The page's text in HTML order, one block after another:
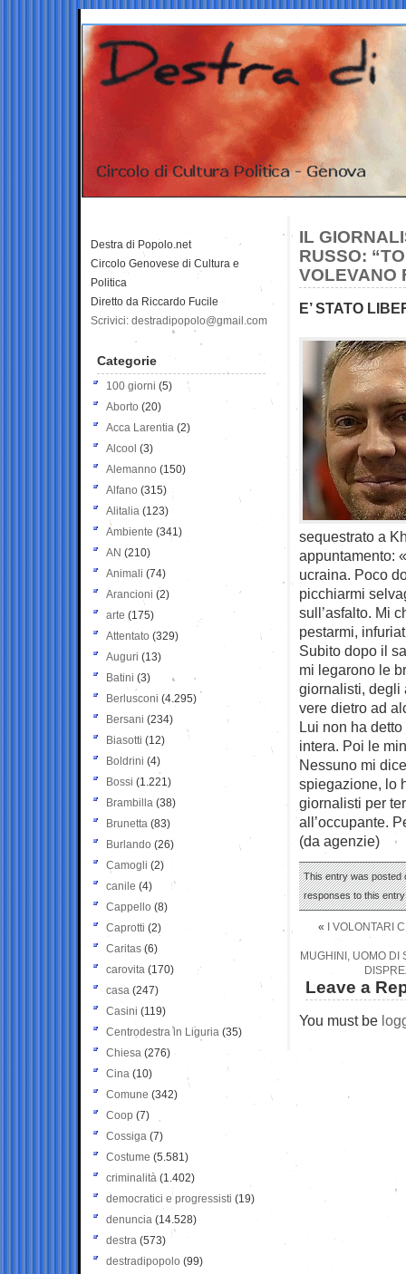
IL
RUSSO:
VOLEVANO
E’ STATO
sequestrato a
appuntamento:
ucraina. Poco
picchiarmi
sull’asfalto. Mi
pestarmi,
Subito dopo il
mi legarono le
giornalisti, degli
vere dietro ad
Lui non ha
intera. Poi le
Nessuno mi
spiegazione, lo
giornalisti per
all’occupante.
(da agenzie)
This entry was posted
responses to this
« I VOLONTARI
MUGHINI, UOMO DI
Leave a
You must be
Destra di Popolo.net
Circolo Genovese di Cultura e
Politica
Diretto da Riccardo Fucile
Scrivici: destradipopolo@gmail.com
Categorie
100 giorni (5)
Aborto (20)
Acca Larentia (2)
Alcool (3)
Alemanno (150)
Alfano (315)
Alitalia (123)
Ambiente (341)
AN (210)
Animali (74)
Arancioni (2)
arte (175)
Attentato (329)
Auguri (13)
Batini (3)
Berlusconi (4.295)
Bersani (234)
Biasotti (12)
Boldrini (4)
Bossi (1.221)
Brambilla (38)
Brunetta (83)
Burlando (26)
Camogli (2)
canile (4)
Cappello (8)
Caprotti (2)
Caritas (6)
carovita (170)
casa (247)
Casini (119)
Centrodestra in Liguria (35)
Chiesa (276)
Cina (10)
Comune (342)
Coop (7)
Cossiga (7)
Costume (5.581)
criminalità (1.402)
democratici e progressisti (19)
denuncia (14.528)
destra (573)
destradipopolo (99)